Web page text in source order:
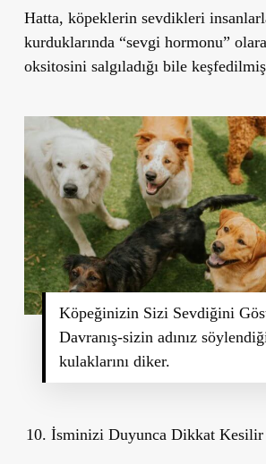
Hatta, köpeklerin sevdikleri
kurduklarında “sevgi hormonu”
oksitosini salgıladığı bile
Köpeğinizin Sizi Sevdiğini
Davranış-sizin adınız
kulaklarını diker.
İsminizi Duyunca Dikkat Kesilir